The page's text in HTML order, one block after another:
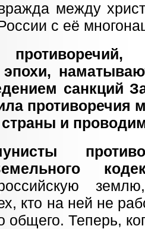
между
с её
эпохи,
санкций
противоречия
страны и
кто на ней не
общего. Теперь,